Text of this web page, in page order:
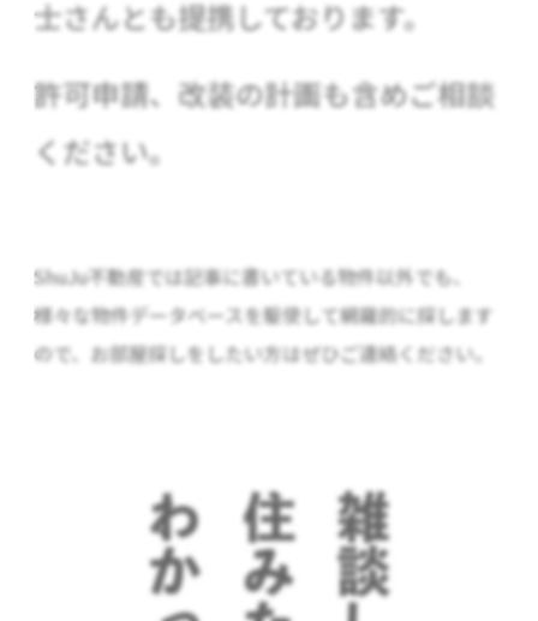
士さんとも提携しております。
許可申請、改装の計画も含めご相談
ください。
ShuJu不動産では記事に書いている物件以外でも、
様々な物件データベースを駆使して網羅的に探します
ので、お部屋探しをしたい方はぜひご連絡ください。